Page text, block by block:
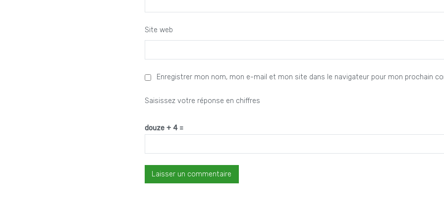
Site web
Enregistrer mon nom, mon e-mail et mon site dans le navigateur pour mon prochain
Saisissez votre réponse en chiffres
douze + 4 =